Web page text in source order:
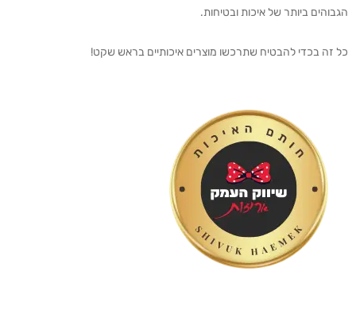
הגבוהים ביותר של איכות ובטיחות.
כל זה בכדי להבטיח שתרכשו מוצרים איכותיים בראש שקט!